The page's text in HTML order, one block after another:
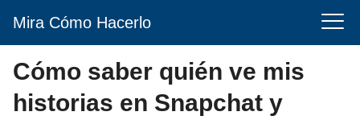
Mira Cómo Hacerlo
Cómo saber quién ve mis
historias en Snapchat y